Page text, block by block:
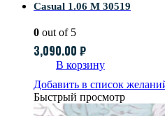
Casual 1.06 M 30519
0 out of 5
3,090.00 ₽
В корзину
Добавить в список
Быстрый просмотр